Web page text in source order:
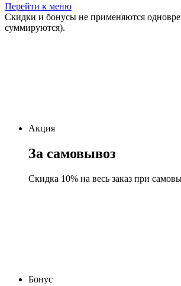
Перейти к меню
Скидки и бонусы не применяются
суммируются).
Акция
За самовывоз
Скидка 10% на весь заказ при
Бонус